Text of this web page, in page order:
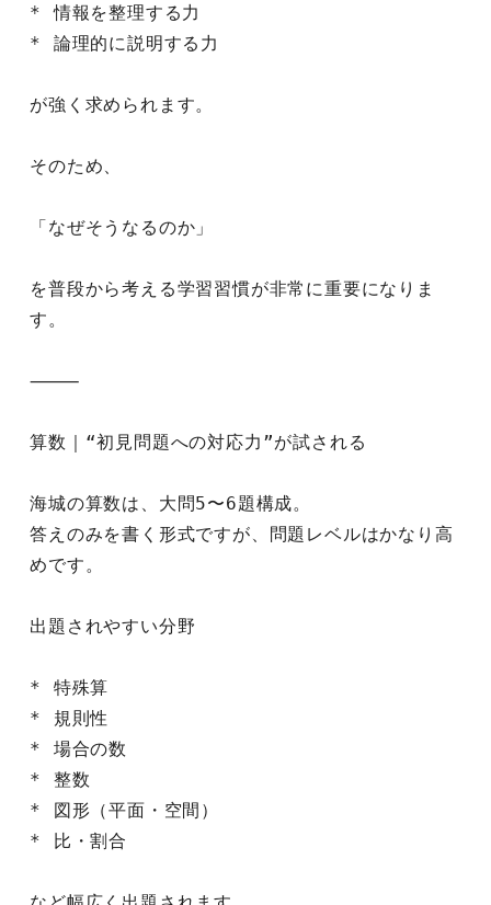
* 情報を整理する力
* 論理的に説明する力
が強く求められます。
そのため、
「なぜそうなるのか」
を普段から考える学習習慣が非常に重要になりま
す。
⸻
算数｜“初見問題への対応力”が試される
海城の算数は、大問5〜6題構成。
答えのみを書く形式ですが、問題レベルはかなり高
めです。
出題されやすい分野
* 特殊算
* 規則性
* 場合の数
* 整数
* 図形（平面・空間）
* 比・割合